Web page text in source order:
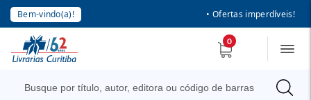
Bem-vindo(a)! • Ofertas imperdíveis!
0